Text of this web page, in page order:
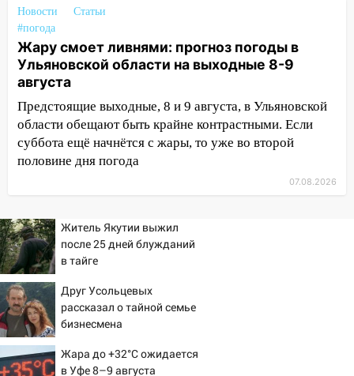
12:34
На Ульяновскую область
надвигается сильнейшая непогода: град
и шквал до 27 м/с
12:31 Ульяновец хотел купить иномарку
из Европы и потерял 760 тысяч рублей
12:20 В Чердаклинском районе
столкнулись «Лада» и Chevrolet:
пострадал 14-летний подросток
Где есть бензин в Ульяновске 7
11:50
Заснул рядом с ребёнком и
случайно задушил его: суд вынес
приговор
11:38
В Ленинском районе пожар
полностью уничтожил дачный дом и
сарай
11:38
В Госдуме предложили отменить
Новости
Статьи
#погода
Жару смоет ливнями: прогноз погоды в
Ульяновской области на выходные 8-9
августа
Предстоящие выходные, 8 и 9 августа, в Ульяновской
области обещают быть крайне контрастными. Если
суббота ещё начнётся с жары, то уже во второй
половине дня погода
07.08.2026
Житель Якутии выжил
после 25 дней блужданий
в тайге
Друг Усольцевых
рассказал о тайной семье
бизнесмена
Жара до +32°C ожидается
в Уфе 8–9 августа